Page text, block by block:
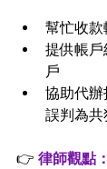
幫忙收
提供帳
戶
協助代
誤判為共
👉 律師觀點：